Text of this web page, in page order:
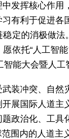
发挥核心作
有利于促进
定的消极做
依托“人工智
能大会暨人
装冲突、自
展国际人道
政治化、工
围内的人道主